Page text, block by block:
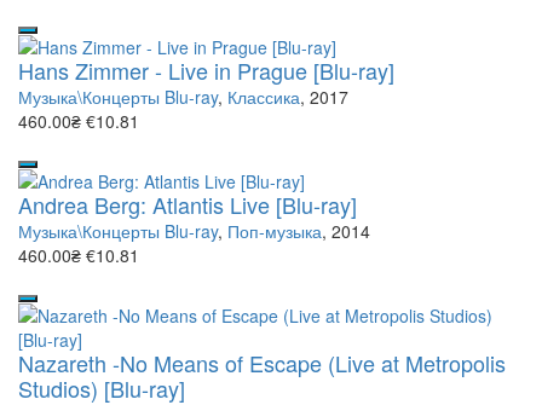
Hans Zimmer - Live in Prague [Blu-ray]
Музыка\Концерты Blu-ray, Классика, 2017
460.00₴ €10.81
Andrea Berg: Atlantis Live [Blu-ray]
Музыка\Концерты Blu-ray, Поп-музыка, 2014
460.00₴ €10.81
Nazareth -No Means of Escape (Live at Metropolis
Studios) [Blu-ray]